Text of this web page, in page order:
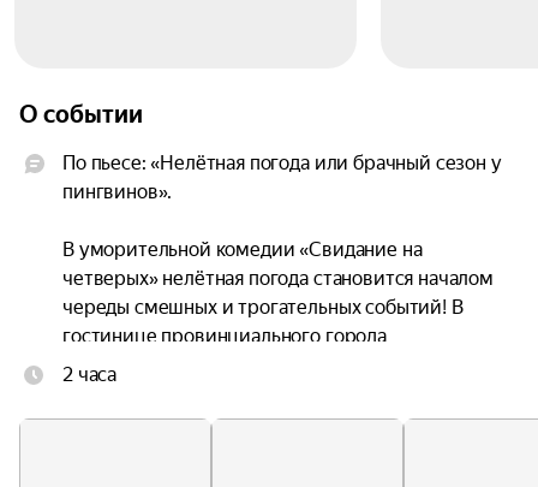
О событии
По пьесе: «Нелётная погода или брачный сезон у
пингвинов».
В уморительной комедии «Свидание на
четверых» нелётная погода становится началом
череды смешных и трогательных событий! В
гостинице провинциального города
встречаются пассажиры самолёта, которые не
Столичная бизнес-леди Марина решает
2 часа